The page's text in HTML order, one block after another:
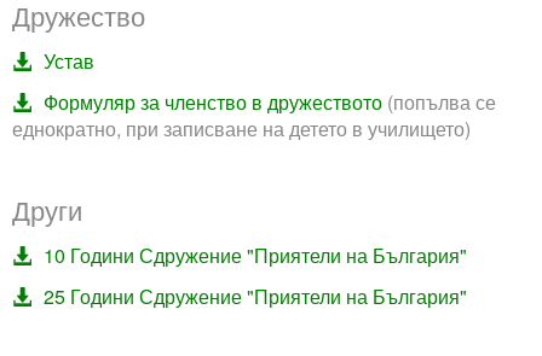
Дружество
Устав
Формуляр за членство в дружеството (попълва се
еднократно, при записване на детето в училището)
Други
10 Години Сдружение "Приятели на България"
25 Години Сдружение "Приятели на България"